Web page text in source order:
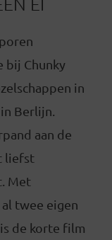
bij Chunky
in
Berlijn.
aan de
liefst
Met
twee eigen
de korte film